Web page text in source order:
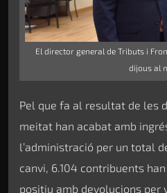
El director general de Tributs i
dijous al
Pel que fa al resultat de les
meitat han acabat amb
l’administració per un total
canvi, 6.104 contribuents
positiu amb devolucions per